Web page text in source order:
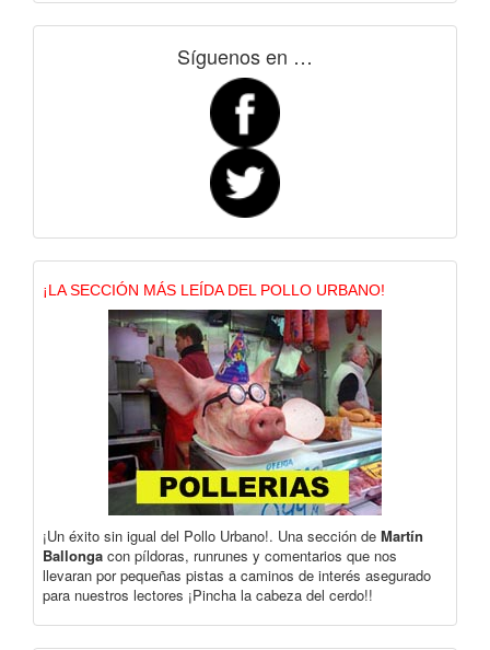
Síguenos en …
¡LA SECCIÓN MÁS LEÍDA DEL POLLO URBANO!
¡Un éxito sin igual del Pollo Urbano!. Una sección de Martín
Ballonga con píldoras, runrunes y comentarios que nos
llevaran por pequeñas pistas a caminos de interés asegurado
para nuestros lectores ¡Pincha la cabeza del cerdo!!